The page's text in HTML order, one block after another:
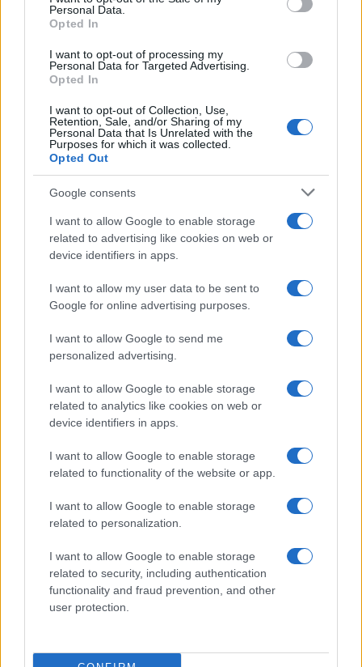
not limited to your visit or usage behaviour. You may click to
grant or deny consent to Google and its third-party tags to
consent section.
Personal Data.
Opted In
I want to opt-out of processing my
Personal Data for Targeted Advertising.
Opted In
I want to opt-out of Collection, Use,
Retention, Sale, and/or Sharing of my
Personal Data that Is Unrelated with the
Purposes for which it was collected.
Opted Out
Google consents
I want to allow Google to enable storage
related to advertising like cookies on web or
device identifiers in apps.
I want to allow my user data to be sent to
Google for online advertising purposes.
I want to allow Google to send me
personalized advertising.
I want to allow Google to enable storage
related to analytics like cookies on web or
device identifiers in apps.
I want to allow Google to enable storage
related to functionality of the website or app.
I want to allow Google to enable storage
related to personalization.
I want to allow Google to enable storage
related to security, including authentication
functionality and fraud prevention, and other
user protection.
americana che ha lasciato un’impronta significativa
cultura pop degli anni Duemila . Nata a
nel1986, ha iniziato la sua carriera nelmondo
apparendo in numerosi spot pubblicitari prima di
fare il suodebutto cinematografico
fama mondialearriva nel1998, quando, a dodici
anni, interpreta il doppioruolo di due gemelle
performance che la consacra come una delle
Il suosuccessoprosegue con film diventati
generazionali, come, per esempio,
Quel pazzo
venerdì, al fianco di Jamie Lee Curtise soprattutto
Mean Girlsnel 2004, che la consacra come
Durante questo periodo,